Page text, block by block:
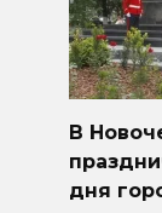
В
дня